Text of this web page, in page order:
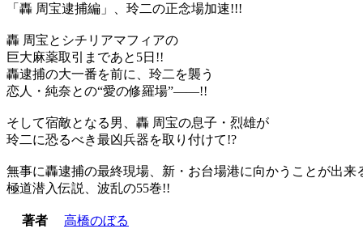
「轟 周宝逮捕編」、玲二の正念場加速!!!
轟 周宝とシチリアマフィアの
巨大麻薬取引まであと5日!!
轟逮捕の大一番を前に、玲二を襲う
恋人・純奈との“愛の修羅場”――!!
そして宿敵となる男、轟 周宝の息子・烈雄が
玲二に恐るべき最凶兵器を取り付けて!?
無事に轟逮捕の最終現場、新・お台場港に向かうことが出来
極道潜入伝説、波乱の55巻!!
著者 高橋のぼる